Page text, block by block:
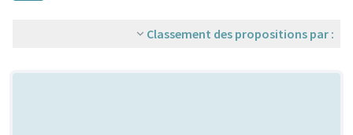
Classement des propositions par :